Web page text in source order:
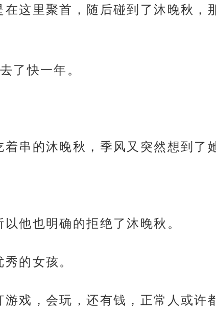
这里聚首，随后碰到了沐晚秋，
了快一年。
串的沐晚秋，季风又突然想到了
他也明确的拒绝了沐晚秋。
的女孩。
戏，会玩，还有钱，正常人或许